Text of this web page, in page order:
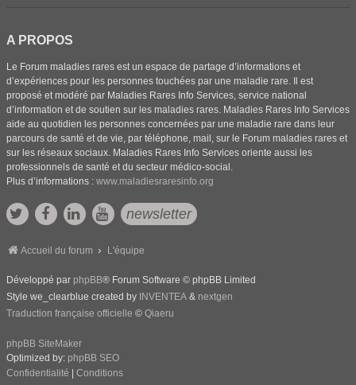
A PROPOS
Le Forum maladies rares est un espace de partage d’informations et
d’expériences pour les personnes touchées par une maladie rare. Il est
proposé et modéré par Maladies Rares Info Services, service national
d’information et de soutien sur les maladies rares. Maladies Rares Info Services
aide au quotidien les personnes concernées par une maladie rare dans leur
parcours de santé et de vie, par téléphone, mail, sur le Forum maladies rares et
sur les réseaux sociaux. Maladies Rares Info Services oriente aussi les
professionnels de santé et du secteur médico-social.
Plus d’informations : www.maladiesraresinfo.org
newsletter
Accueil du forum L'équipe
Développé par phpBB® Forum Software © phpBB Limited
Style we_clearblue created by INVENTEA & nextgen
Traduction française officielle © Qiaeru
phpBB SiteMaker
Optimized by: phpBB SEO
Confidentialité
Conditions